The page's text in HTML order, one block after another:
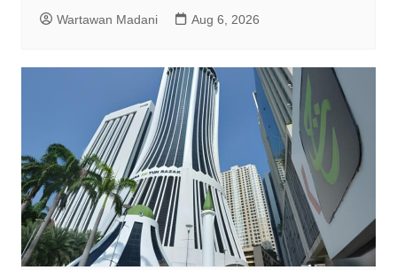
Wartawan Madani Aug 6, 2026